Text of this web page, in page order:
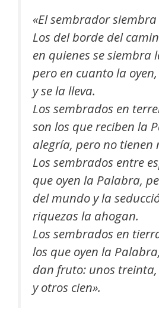
«El sembrador
Los del borde del
en quienes se siembra
pero en cuanto la
y se la lleva.
Los sembrados en
son los que reciben la
alegría, pero no tienen
Los sembrados entre
que oyen la Palabra,
del mundo y la
riquezas la ahogan.
Los sembrados en
los que oyen la
dan fruto: unos
y otros cien».